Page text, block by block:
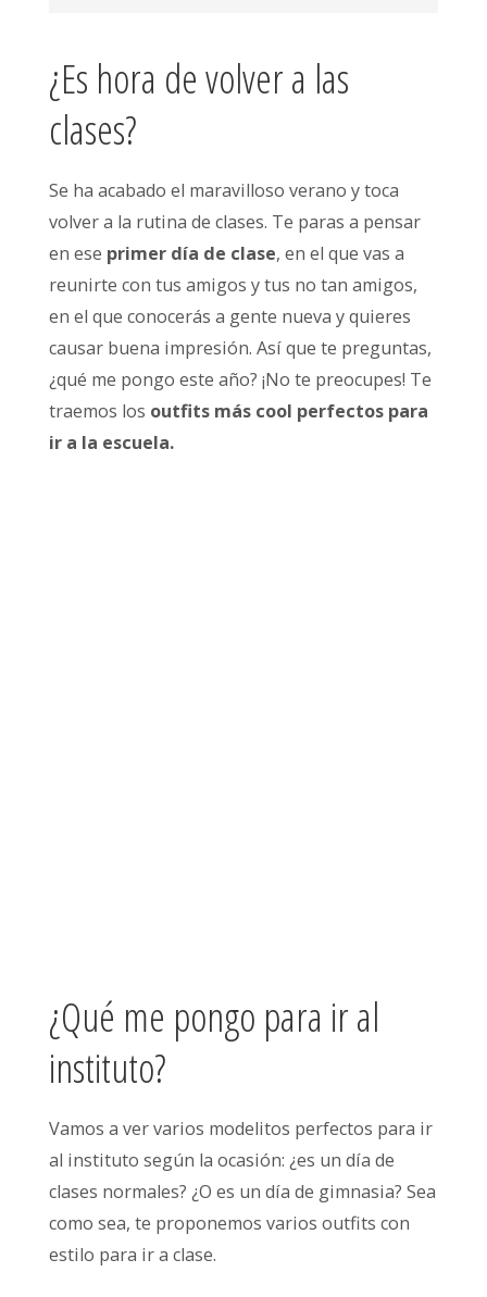
¿Es hora de volver a las
clases?
Se ha acabado el maravilloso verano y toca
volver a la rutina de clases. Te paras a pensar
en ese primer día de clase, en el que vas a
reunirte con tus amigos y tus no tan amigos,
en el que conocerás a gente nueva y quieres
causar buena impresión. Así que te preguntas,
¿qué me pongo este año? ¡No te preocupes! Te
traemos los outfits más cool perfectos para
ir a la escuela.
¿Qué me pongo para ir al
instituto?
Vamos a ver varios modelitos perfectos para ir
al instituto según la ocasión: ¿es un día de
clases normales? ¿O es un día de gimnasia? Sea
como sea, te proponemos varios outfits con
estilo para ir a clase.